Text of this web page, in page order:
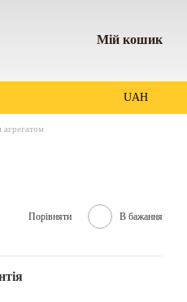
Мій кошик
UAH
Порівняти В бажання